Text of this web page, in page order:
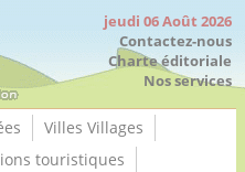
jeudi 06 Août 2026
Contactez-nous
Charte éditoriale
Nos services
Villes Villages
touristiques